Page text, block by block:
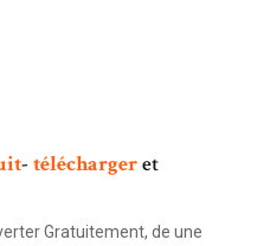
- téléchargeret
Gratuitement, de une